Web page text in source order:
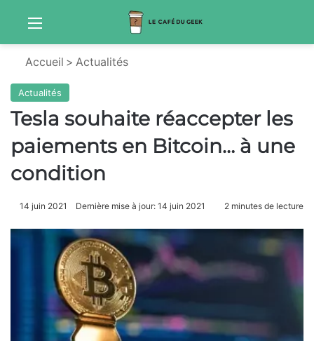
Menu
Accueil > Actualités
Actualités
Tesla souhaite réaccepter les
paiements en Bitcoin… à une
condition
14 juin 2021 Dernière mise à jour: 14 juin 2021 2 minutes de lecture